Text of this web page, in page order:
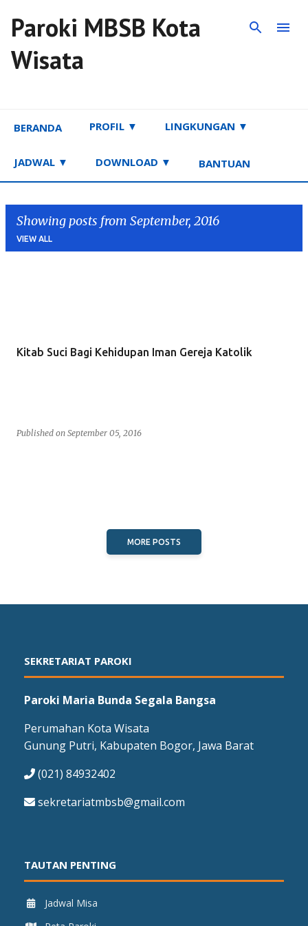
Skip to main content
Paroki MBSB Kota
Wisata
BERANDA PROFIL ▼ LINGKUNGAN ▼
JADWAL ▼ DOWNLOAD ▼ BANTUAN
Showing posts from September, 2016
VIEW ALL
Kitab Suci Bagi Kehidupan Iman Gereja Katolik
Published on September 05, 2016
MORE POSTS
SEKRETARIAT PAROKI
Paroki Maria Bunda Segala Bangsa
Perumahan Kota Wisata
Gunung Putri, Kabupaten Bogor, Jawa Barat
(021) 84932402
sekretariatmbsb@gmail.com
TAUTAN PENTING
Jadwal Misa